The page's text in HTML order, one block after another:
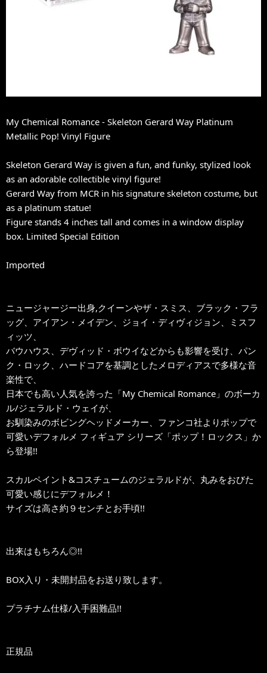
My Chemical Romance - Skeleton Gerard Way Platinum
Metallic Pop! Vinyl Figure
Skeleton Gerard Way is given a fun, and funky, stylized look
as an adorable collectible vinyl figure!
Gerard Way from MCR in his signature skeleton costume, but
as a platinum statue!
Figure stands 4 inches tall and comes in a window display
box. Limited Special Edition
Imported
ニュージャージー出身,クイーンやザ・スミス、ブラック・フラ
ッグ、アイアン・メイデン、ジョイ・ディヴィジョン、ミスフ
ィッツ、
バウハウス、デヴィッド・ボウイなどからも影響を受け、パン
ク・ロック、ハードコアを基調としたメロディアスで多様な音
楽性で、
日本でも高い人気を誇った「My Chemical Romance」のボーカ
ル/ジェラルド・ウェイが、
お馴染みのボビングヘッドメーカー、ファンコ社よりポップで
可愛いデフォルメ フィギュア シリーズ「ポップ！ロックス」か
ら登場!!
スカルペイント&コスチュームのジェラルドが、丸みをおびた
可愛い感じにデフォルメ！
サイズは高さ約９センチとお手頃!!
出来はもちろん◎!!
BOX入り・未開封品をお送り致します。
プラチナム仕様/入手困難品!!
正規品